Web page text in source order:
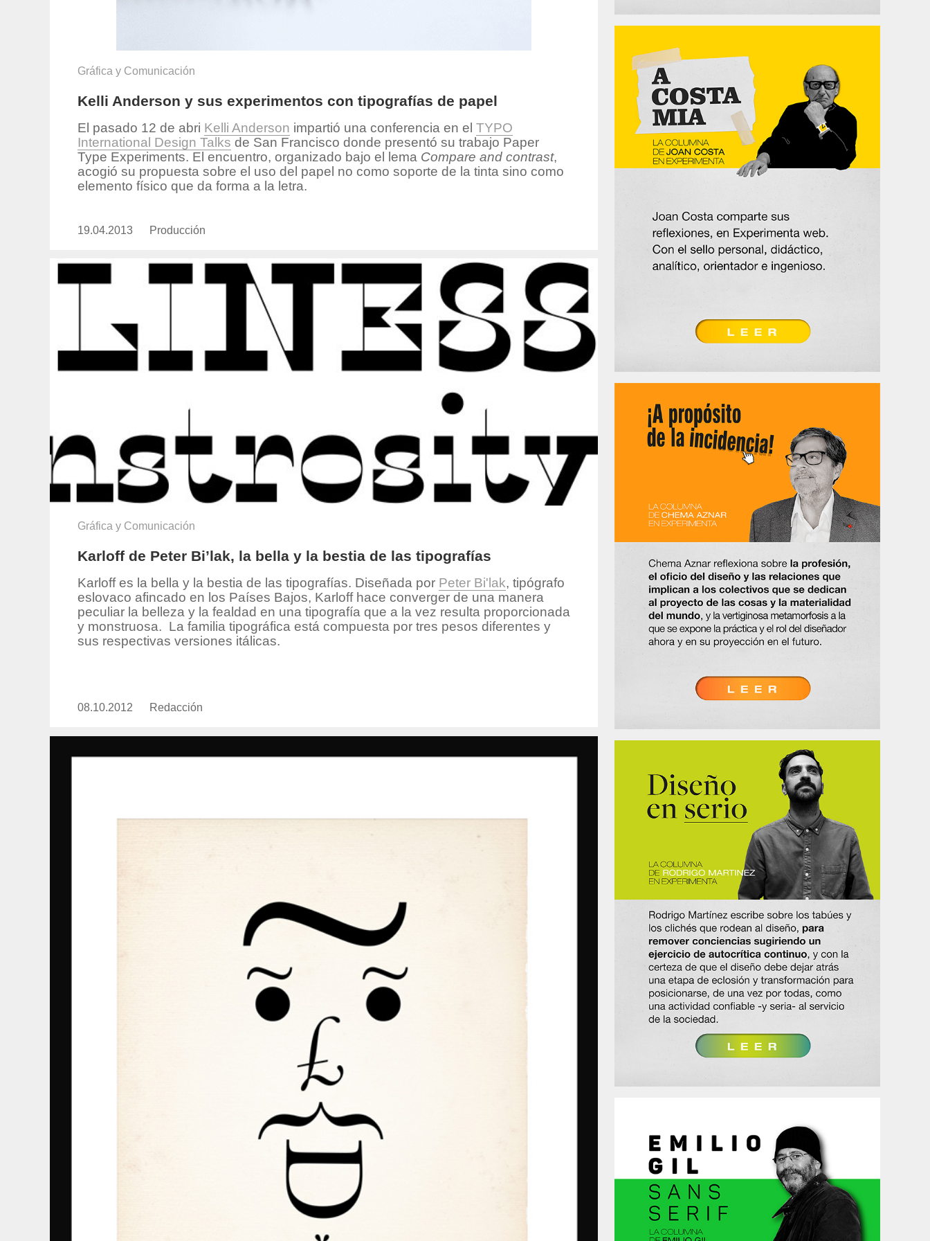
Gráfica y Comunicación
Kelli Anderson y sus experimentos con tipografías de papel
El pasado 12 de abri Kelli Anderson impartió una conferencia en el TYPO
International Design Talks de San Francisco donde presentó su trabajo Paper
Type Experiments. El encuentro, organizado bajo el lema Compare and contrast,
acogió su propuesta sobre el uso del papel no como soporte de la tinta sino como
elemento físico que da forma a la letra.
Publicado
19.04.2013 https://www.experimenta.es/author/produccion/
Producción
Gráfica y Comunicación
Karloff de Peter Bi’lak, la bella y la bestia de las tipografías
Karloff es la bella y la bestia de las tipografías. Diseñada por Peter Bi'lak, tipógrafo
eslovaco afincado en los Países Bajos, Karloff hace converger de una manera
peculiar la belleza y la fealdad en una tipografía que a la vez resulta proporcionada
y monstruosa. La familia tipográfica está compuesta por tres pesos diferentes y
sus respectivas versiones itálicas.
Publicado
08.10.2012 https://www.experimenta.es/author/redaccion/
Redacción